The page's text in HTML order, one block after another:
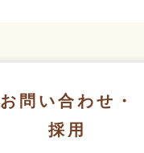
お問い合わせ・
採用